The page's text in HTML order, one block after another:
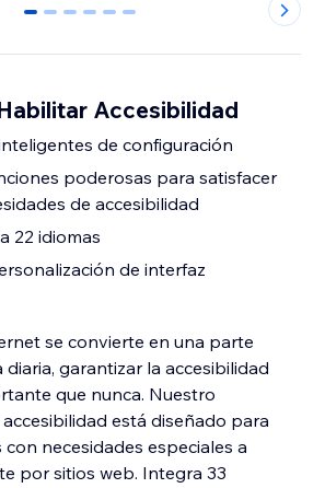
0 1 2 3 4 5
Accesibilidad
de configuración
poderosas para satisfacer
de accesibilidad
22 idiomas
de interfaz
se convierte en una parte
garantizar la accesibilidad
que nunca. Nuestro
está diseñado para
necesidades especiales a
por sitios web. Integra 33